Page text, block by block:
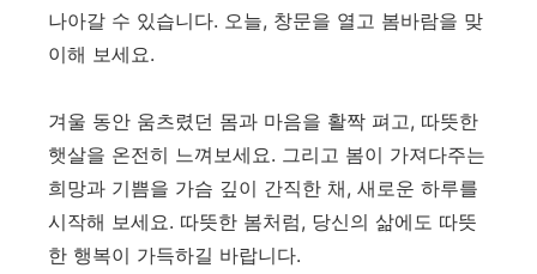
나아갈 수 있습니다. 오늘, 창문을 열고 봄바람을 맞
이해 보세요.
겨울 동안 움츠렸던 몸과 마음을 활짝 펴고, 따뜻한
햇살을 온전히 느껴보세요. 그리고 봄이 가져다주는
희망과 기쁨을 가슴 깊이 간직한 채, 새로운 하루를
시작해 보세요. 따뜻한 봄처럼, 당신의 삶에도 따뜻
한 행복이 가득하길 바랍니다.